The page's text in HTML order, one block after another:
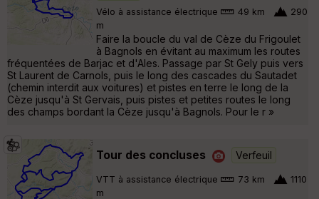
Vélo à assistance électrique 49 km
290
m
Faire la boucle du val de Cèze du Frigoulet
à Bagnols en évitant au maximum les routes
fréquentées de Barjac et d'Ales. Passage par St Gely puis vers
St Laurent de Carnols, puis le long des cascades du Sautadet
(chemin interdit aux voitures) et pistes en terre le long de la
Cèze jusqu'à St Gervais, puis pistes et petites routes le long
des champs bordant la Cèze jusqu'à Bagnols. Pour le r »
Tour des concluses Verfeuil
VTT à assistance électrique 73 km
1110
m